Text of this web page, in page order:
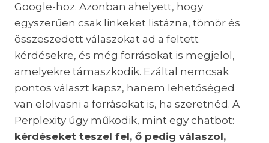
Google-hoz. Azonban ahelyett, hogy
egyszerűen csak linkeket listázna, tömör és
összeszedett válaszokat ad a feltett
kérdésekre, és még forrásokat is megjelöl,
amelyekre támaszkodik. Ezáltal nemcsak
pontos választ kapsz, hanem lehetőséged
van elolvasni a forrásokat is, ha szeretnéd. A
Perplexity úgy működik, mint egy chatbot:
kérdéseket teszel fel, ő pedig válaszol,